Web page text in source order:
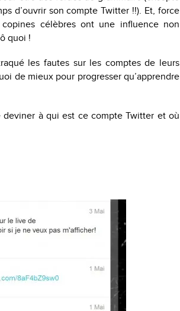
d’ouvrir son compte Twitter !!). Et, force
célèbres ont une influence non
quoi !
les fautes sur les comptes de leurs
de mieux pour progresser qu’apprendre
à qui est ce compte Twitter et où